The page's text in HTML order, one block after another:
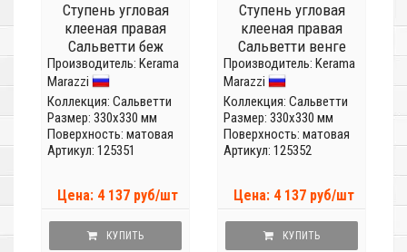
Ступень угловая
клееная правая
Сальветти беж
темный
SG506420R/GCD
Производитель: Kerama
Marazzi
Коллекция: Сальветти
Размер: 330x330 мм
Поверхность: матовая
Артикул: 125351
Цена: 4 137 руб/шт
КУПИТЬ
Ступень угловая
клееная правая
Сальветти венге
SG507320R/GCD
Производитель: Kerama
Marazzi
Коллекция: Сальветти
Размер: 330x330 мм
Поверхность: матовая
Артикул: 125352
Цена: 4 137 руб/шт
КУПИТЬ